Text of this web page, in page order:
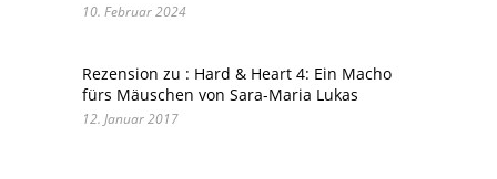
10. Februar 2024
Rezension zu : Hard & Heart 4: Ein Macho
fürs Mäuschen von Sara-Maria Lukas
12. Januar 2017